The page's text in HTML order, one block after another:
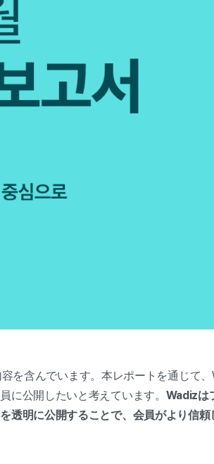
を含んでいます。本レポートを通じて、
に公開したいと考えています。 Wadizは
透明に公開することで、会員がより信